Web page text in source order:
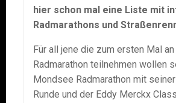
hier schon mal eine Liste mit
Radmarathons und
Für all jene die zum ersten Mal
Radmarathon teilnehmen wollen
Mondsee Radmarathon mit
Runde und der Eddy Merckx